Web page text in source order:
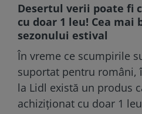
Desertul verii poate fi
cu doar 1 leu! Cea mai
sezonului estival
În vreme ce scumpirile
suportat pentru români,
la Lidl există un produs
achiziționat cu doar 1